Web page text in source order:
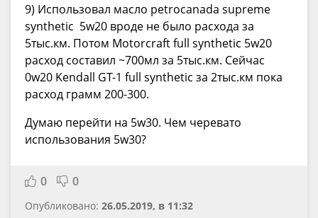
9) Использовал масло petrocanada supreme
synthetic 5w20 вроде не было расхода за
5тыс.км. Потом Motorcraft full synthetic 5w20
расход составил ~700мл за 5тыс.км. Сейчас
0w20 Kendall GT-1 full synthetic за 2тыс.км пока
расход грамм 200-300.
Думаю перейти на 5w30. Чем черевато
использования 5w30?
0 0
Опубликовано: 26.05.2019, в 11:32